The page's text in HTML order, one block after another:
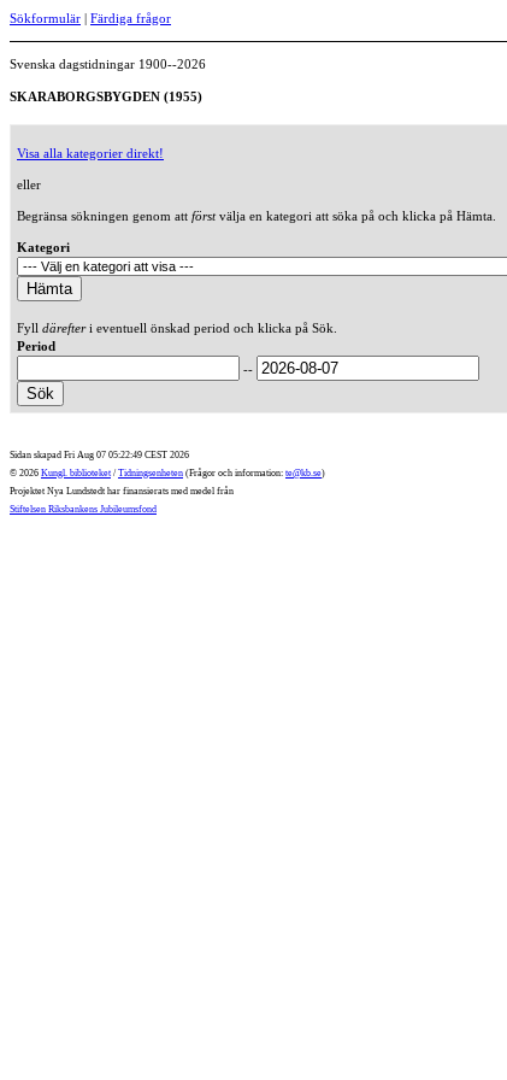
Sökformulär | Färdiga frågor
Svenska dagstidningar 1900--2026
SKARABORGSBYGDEN (1955)
Visa alla kategorier direkt!
eller
Begränsa sökningen genom att förstvälja en kategori att söka på och klicka på Hämta.
Kategori
Fyll därefteri eventuell önskad period och klicka på Sök.
Period
--
Sidan skapad Fri Aug 07 05:22:49 CEST 2026
© 2026 Kungl. biblioteket / Tidningsenheten (Frågor och information: te@kb.se)
Projektet Nya Lundstedt har finansierats med medel från
Stiftelsen Riksbankens Jubileumsfond